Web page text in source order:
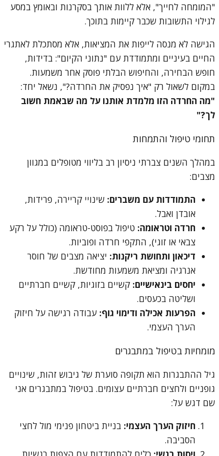
"המומחה לחייך", אלא ללוות אותך בסקרנות ובאומץ במסע
לגילוי התשובות שכבר קיימות בתוכך.
הגישה לא מנסה לייפות את המציאות, אלא מסתכלת לאתגרי
החיים בעיניים ומתמודדת עם "נתוני הקיום": בדידות,
חופש הבחירה, והחיפוש הבלתי פוסק אחר משמעות.
במקום לשאול רק "איך נפסיק את החרדה?", נשאל יחד:
"מה החרדה הזו מלמדת אותנו על מה שבאמת חשוב
לך?"
תחומי טיפול והתמחות
במהלך השנים צברתי ניסיון רב בליווי מטופלים במגוון
מצבים:
התמודדות עם משברים: שינויי קריירה, פרידות,
אובדן ואבל.
חרדה וטראומה: טיפול בפוסט-טראומה (כולל על רקע
צבאי או זוגי), התקפי חרדה ופוביות.
דיכאון ותחושת ריקנות: יציאה מצבים של חוסר
אנרגיה ומציאת משמעות מחודשת.
יחסים בינאישיים: קשיים בזוגיות, קשיים חברתיים
ושליטה בכעסים.
הפרעות אכילה ודימוי גוף: עבודה רגישה על חיזוק
הערך העצמי.
מומחיות בטיפול במתבגרים
גיל ההתבגרות הוא תקופה סוערת של גיבוש זהות, שינויים
גופניים ולחצים חברתיים עצומים. בטיפול במתבגרים אני
שם דגש על:
חיזוק הערך העצמי: בניית ביטחון פנימי מול לחצי
הסביבה.